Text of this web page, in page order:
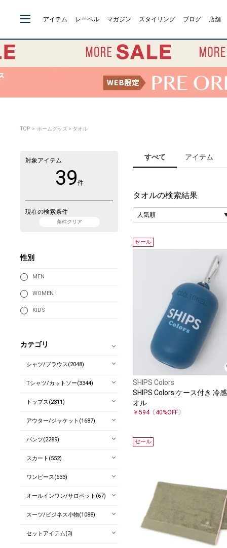
アイテム レーベル マガジン スタイリング ブログ 店舗
TOP > ホームグッズ > タオル
すべて アイテム
タオルの検索結果
セール
SHIPS Colors
SHIPS Colors:ケース付き 冷
オル
￥594〔40%OFF〕
セール
対象アイテム
39件
現在の検索条件
条件クリア
性別
MEN
WOMEN
KIDS
カテゴリ
シャツ/ブラウス(2048)
Tシャツ/カットソー(3344)
トップス(2311)
アウター/ジャケット(1687)
パンツ(2289)
スカート(552)
ワンピース(633)
オールインワン/サロペット(67)
スーツ/ビジネス小物(1088)
セットアイテム(3)